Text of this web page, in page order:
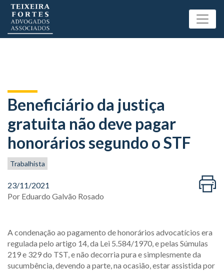
Beneficiário da justiça
gratuita não deve pagar
honorários segundo o STF
Trabalhista
23/11/2021
Por Eduardo Galvão Rosado
A condenação ao pagamento de honorários advocatícios era
regulada pelo artigo 14, da Lei 5.584/1970, e pelas Súmulas
219 e 329 do TST, e não decorria pura e simplesmente da
sucumbência, devendo a parte, na ocasião, estar assistida por